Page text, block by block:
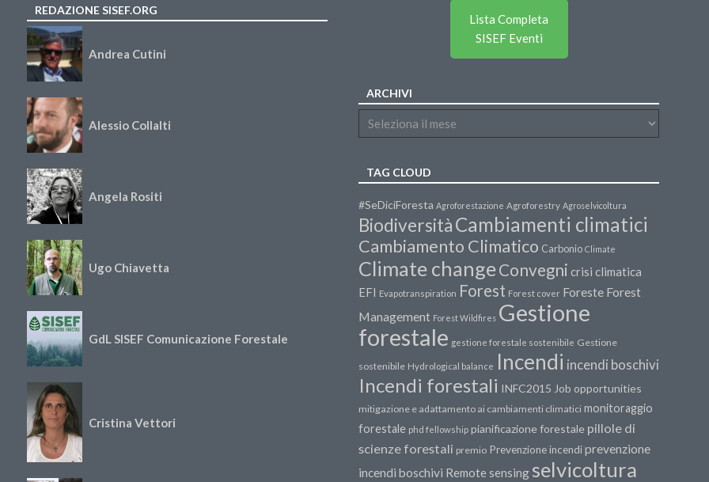
REDAZIONE SISEF.ORG
Andrea Cutini
Alessio Collalti
Angela Rositi
Ugo Chiavetta
GdL SISEF Comunicazione Forestale
Cristina Vettori
Lista Completa
SISEF Eventi
ARCHIVI
TAG CLOUD
#SeDiciForesta Agroforestazione Agroforestry Agroselvicoltura
BiodiversitàCambiamenti climatici
Cambiamento Climatico Carbonio Climate
Climate changeConvegni crisi climatica
EFI Evapotranspiration Forest Forest cover Foreste Forest
Management Forest Wildfires Gestione
forestale gestione forestale sostenibile Gestione
sostenibile Hydrological balance Incendi incendi boschivi
Incendi forestali INFC2015 Job opportunities
mitigazione e adattamento ai cambiamenti climatici monitoraggio
forestale phd fellowship pianificazione forestale pillole di
scienze forestali premio Prevenzione incendiprevenzione
incendi boschivi Remote sensing selvicoltura